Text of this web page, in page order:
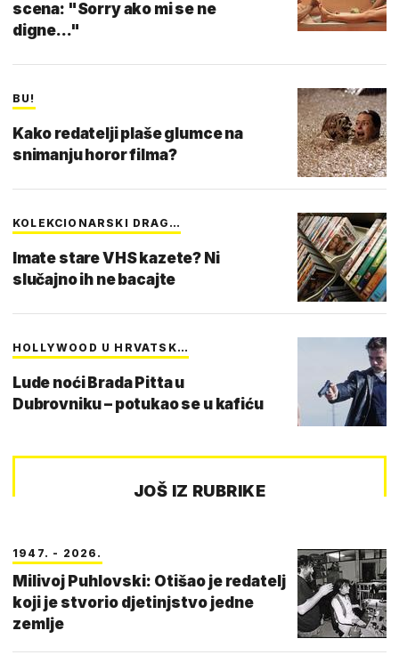
scena: "Sorry ako mi se ne
digne..."
BU!
Kako redatelji plaše glumce na
snimanju horor filma?
KOLEKCIONARSKI DRAG…
Imate stare VHS kazete? Ni
slučajno ih ne bacajte
HOLLYWOOD U HRVATSK…
Lude noći Brada Pitta u
Dubrovniku – potukao se u kafiću
JOŠ IZ RUBRIKE
1947. - 2026.
Milivoj Puhlovski: Otišao je redatelj
koji je stvorio djetinjstvo jedne
zemlje